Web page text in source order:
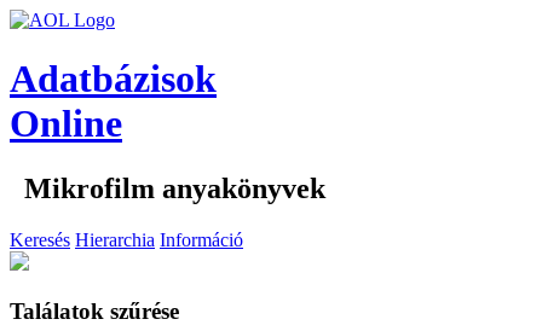
Adatbázisok
Online
Mikrofilm anyakönyvek
Keresés Hierarchia Információ
Találatok szűrése